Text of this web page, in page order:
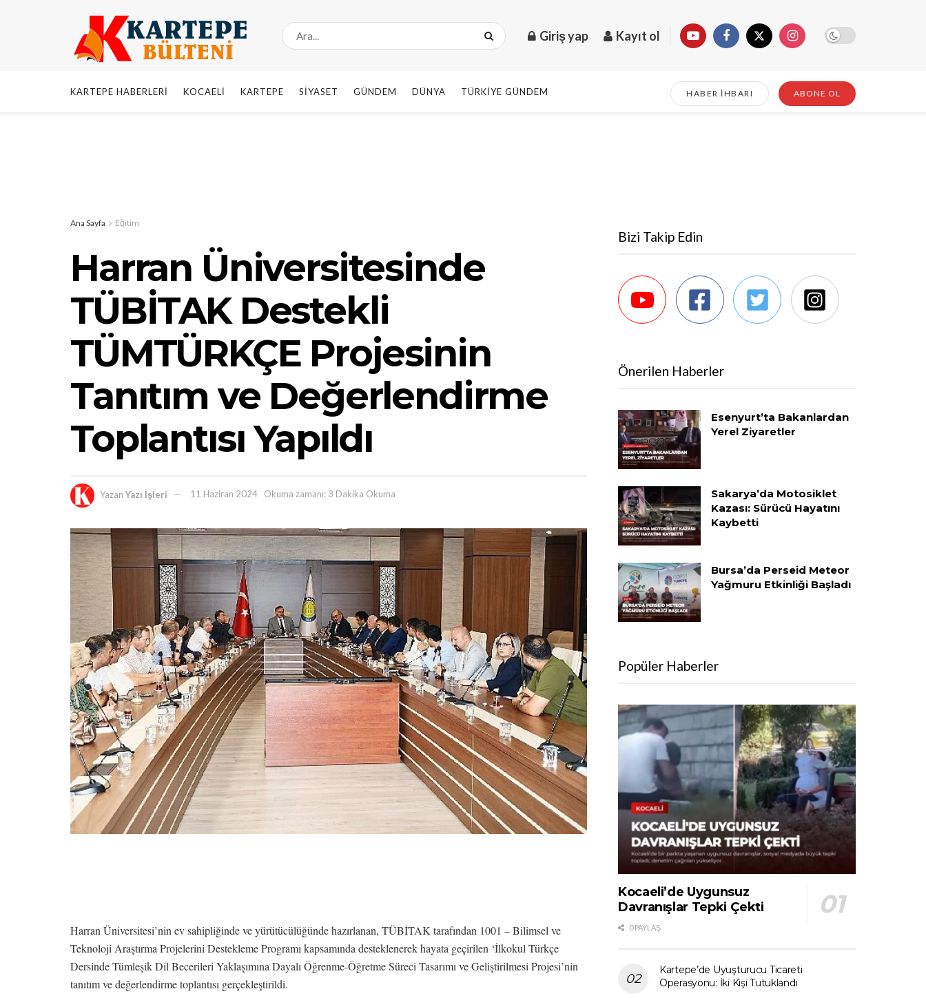
Giriş yap Kayıt ol
KARTEPE HABERLERI KOCAELI KARTEPE SIYASET GÜNDEM DÜNYA TÜRKIYE GÜNDEM HABER İHBARI ABONE OL
Ana Sayfa Eğitim
Harran Üniversitesinde
TÜBİTAK Destekli
TÜMTÜRKÇE Projesinin
Tanıtım ve Değerlendirme
Toplantısı Yapıldı
Yazan Yazı İşleri 11 Haziran 2024 Okuma zamanı: 3 Dakika Okuma
Harran Üniversitesi’nin ev sahipliğinde ve yürütücülüğünde hazırlanan, TÜBİTAK tarafından 1001 – Bilimsel ve
Teknoloji Araştırma Projelerini Destekleme Programı kapsamında desteklenerek hayata geçirilen ‘İlkokul Türkçe
Dersinde Tümleşik Dil Becerileri Yaklaşımına Dayalı Öğrenme-Öğretme Süreci Tasarımı ve Geliştirilmesi Projesi’nin
tanıtım ve değerlendirme toplantısı gerçekleştirildi.
Bizi Takip Edin
Önerilen Haberler
Esenyurt’ta Bakanlardan
Yerel Ziyaretler
Sakarya’da Motosiklet
Kazası: Sürücü Hayatını
Kaybetti
Bursa’da Perseid Meteor
Yağmuru Etkinliği Başladı
Popüler Haberler
Kocaeli’de Uygunsuz
Davranışlar Tepki Çekti
0 PAYLAŞ
Kartepe’de Uyuşturucu Ticareti
Operasyonu: İki Kişi Tutuklandı